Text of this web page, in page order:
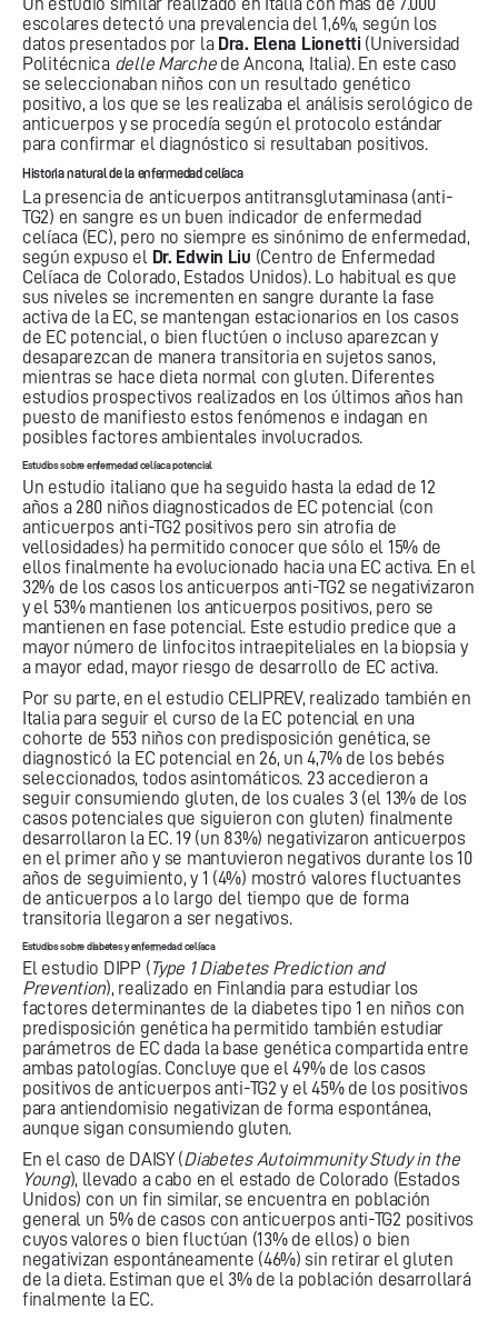
Un estudio similar realizado en Italia con más de 7.000
escolares detectó una prevalencia del 1,6%, según los
datos presentados por la Dra. Elena Lionetti(Universidad
Politécnica delle Marchede Ancona, Italia). En este caso
se seleccionaban niños con un resultado genético
positivo, a los que se les realizaba el análisis serológico de
anticuerpos y se procedía según el protocolo estándar
para confirmar el diagnóstico si resultaban positivos.
Historia natural de la enfermedad celíaca
La presencia de anticuerpos antitransglutaminasa (anti-
TG2) en sangre es un buen indicador de enfermedad
celíaca (EC), pero no siempre es sinónimo de enfermedad,
según expuso el Dr. Edwin Liu (Centro de Enfermedad
Celíaca de Colorado, Estados Unidos). Lo habitual es que
sus niveles se incrementen en sangre durante la fase
activa de la EC, se mantengan estacionarios en los casos
de EC potencial, o bien fluctúen o incluso aparezcan y
desaparezcan de manera transitoria en sujetos sanos,
mientras se hace dieta normal con gluten. Diferentes
estudios prospectivos realizados en los últimos años han
puesto de manifiesto estos fenómenos e indagan en
posibles factores ambientales involucrados.
Estudios sobre enfermedad celíaca potencial
Un estudio italiano que ha seguido hasta la edad de 12
años a 280 niños diagnosticados de EC potencial (con
anticuerpos anti-TG2 positivos pero sin atrofia de
vellosidades) ha permitido conocer que sólo el 15% de
ellos finalmente ha evolucionado hacia una EC activa. En el
32% de los casos los anticuerpos anti-TG2 se negativizaron
y el 53% mantienen los anticuerpos positivos, pero se
mantienen en fase potencial. Este estudio predice que a
mayor número de linfocitos intraepiteliales en la biopsia y
a mayor edad, mayor riesgo de desarrollo de EC activa.
Por su parte, en el estudio CELIPREV, realizado también en
Italia para seguir el curso de la EC potencial en una
cohorte de 553 niños con predisposición genética, se
diagnosticó la EC potencial en 26, un 4,7% de los bebés
seleccionados, todos asintomáticos. 23 accedieron a
seguir consumiendo gluten, de los cuales 3 (el 13% de los
casos potenciales que siguieron con gluten) finalmente
desarrollaron la EC. 19 (un 83%) negativizaron anticuerpos
en el primer año y se mantuvieron negativos durante los 10
años de seguimiento, y 1 (4%) mostró valores fluctuantes
de anticuerpos a lo largo del tiempo que de forma
transitoria llegaron a ser negativos.
Estudios sobre diabetes y enfermedad celíaca
El estudio DIPP (Type 1 Diabetes Prediction and
Prevention), realizado en Finlandia para estudiar los
factores determinantes de la diabetes tipo 1 en niños con
predisposición genética ha permitido también estudiar
parámetros de EC dada la base genética compartida entre
ambas patologías. Concluye que el 49% de los casos
positivos de anticuerpos anti-TG2 y el 45% de los positivos
para antiendomisio negativizan de forma espontánea,
aunque sigan consumiendo gluten.
En el caso de DAISY (Diabetes Autoimmunity Study in the
Young), llevado a cabo en el estado de Colorado (Estados
Unidos) con un fin similar, se encuentra en población
general un 5% de casos con anticuerpos anti-TG2 positivos
cuyos valores o bien fluctúan (13% de ellos) o bien
negativizan espontáneamente (46%) sin retirar el gluten
de la dieta. Estiman que el 3% de la población desarrollará
finalmente la EC.